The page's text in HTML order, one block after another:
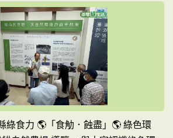
綠食力 🌎「食觔．蝕盡」🌎 綠色環